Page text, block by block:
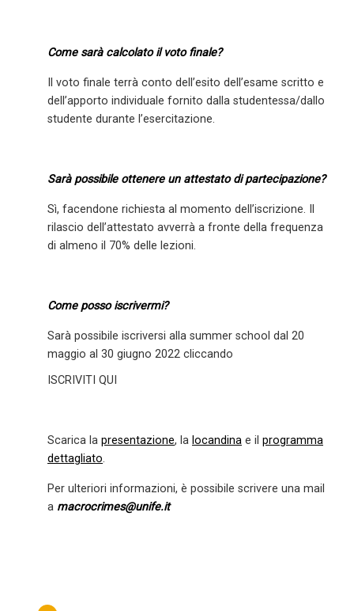
Come sarà calcolato il voto finale?
Il voto finale terrà conto dell’esito dell’esame scritto e
dell’apporto individuale fornito dalla studentessa/dallo
studente durante l’esercitazione.
Sarà possibile ottenere un attestato di partecipazione?
Sì, facendone richiesta al momento dell’iscrizione. Il
rilascio dell’attestato avverrà a fronte della frequenza
di almeno il 70% delle lezioni.
Come posso iscrivermi?
Sarà possibile iscriversi alla summer school dal 20
maggio al 30 giugno 2022 cliccando
ISCRIVITI QUI
Scarica la presentazione, la locandina e il programma
dettagliato.
Per ulteriori informazioni, è possibile scrivere una mail
a macrocrimes@unife.it